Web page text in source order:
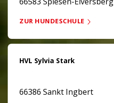
ZUR HUNDESCHULE
HVL Sylvia Stark
66386 Sankt Ingbert